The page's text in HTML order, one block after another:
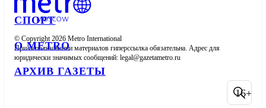
СПОРТ
О METRO
АРХИВ ГАЗЕТЫ
© Copyright 2026 Metro International
При использовании материалов гиперссылка обязательна. Адрес для
юридически значимых сообщений:
16+